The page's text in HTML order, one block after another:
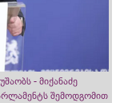
- მიქანაძე
შემოდგომით